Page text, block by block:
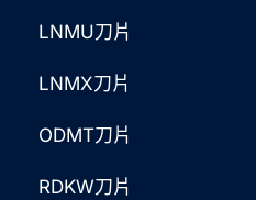
LNMU刀片
LNMX刀片
ODMT刀片
RDKW刀片
French
Korean